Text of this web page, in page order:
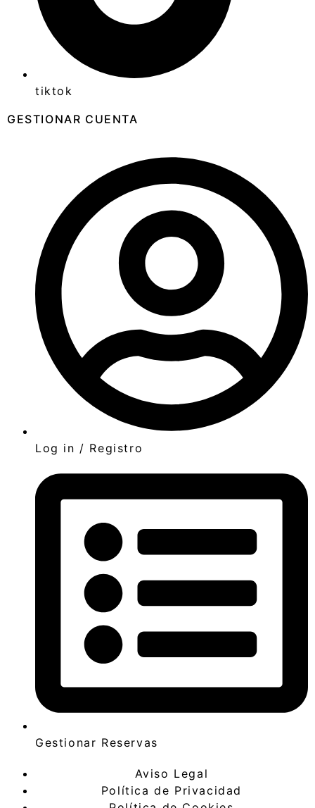
tiktok
GESTIONAR CUENTA
Log in / Registro
Gestionar Reservas
Aviso Legal
Política de Privacidad